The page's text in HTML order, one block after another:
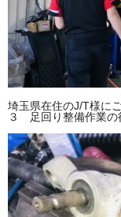
埼玉県在住のJ/T様に
３ 足回り整備作業の